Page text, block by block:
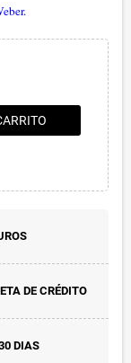
DE CRÉDITO
DIAS